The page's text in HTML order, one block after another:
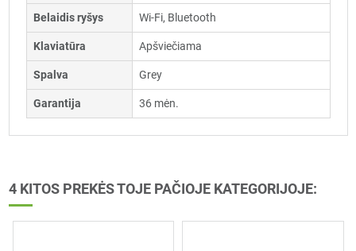
Belaidis ryšys Wi-Fi, Bluetooth
Klaviatūra Apšviečiama
Spalva Grey
Garantija 36 mėn.
4 KITOS PREKĖS TOJE PAČIOJE KATEGORIJOJE: